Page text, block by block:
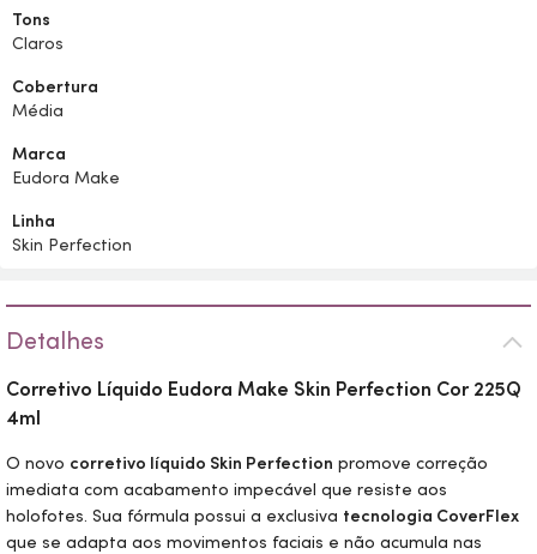
Tons
Claros
Cobertura
Média
Marca
Eudora Make
Linha
Skin Perfection
Detalhes
Corretivo Líquido Eudora Make Skin Perfection Cor 225Q
4ml
O novo corretivo líquido Skin Perfection promove correção
imediata com acabamento impecável que resiste aos
holofotes. Sua fórmula possui a exclusiva tecnologia CoverFlex
que se adapta aos movimentos faciais e não acumula nas